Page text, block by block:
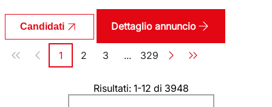
Candidati Dettaglio annuncio
Paginazione
Pagina
1 Pagina
2 Pagina
3 ... Pagina
329
Risultati: 1-12 di 3948